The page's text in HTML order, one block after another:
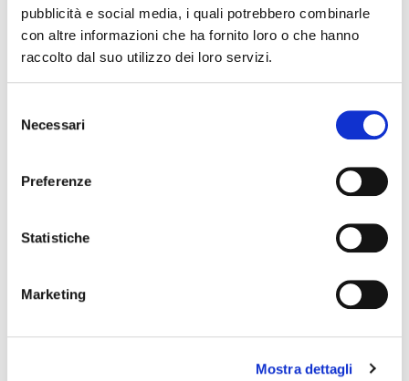
pubblicità e social media, i quali potrebbero combinarle
con altre informazioni che ha fornito loro o che hanno
raccolto dal suo utilizzo dei loro servizi.
delNecessari
Preferenze
Statistiche
Marketing
Mostra dettagli
The editorial team is not responsible for any inaccuracies or
event you can write to